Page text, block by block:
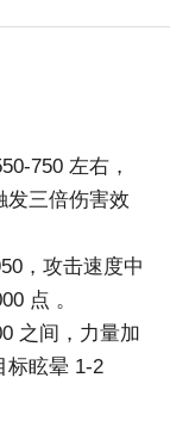
750 左右，
发三倍伤害效
，攻击速度中
点 。
之间，力量加
标眩晕 1-2